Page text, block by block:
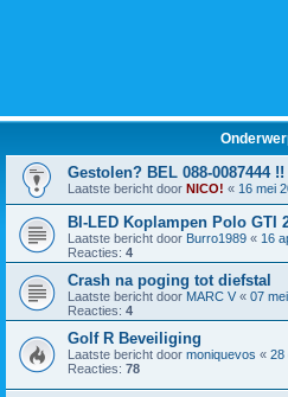
Gestolen? BEL 088-0087444 !!
Laatste bericht door NICO! « 16 mei
BI-LED Koplampen Polo GTI
Laatste bericht door Burro1989 « 16
Reacties: 4
Crash na poging tot diefstal
Laatste bericht door MARC V « 07
Reacties: 4
Golf R Beveiliging
Laatste bericht door moniquevos « 28
Reacties: 78